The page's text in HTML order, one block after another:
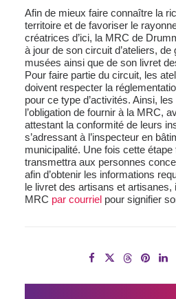
Afin de mieux faire connaître la
territoire et de favoriser le
créatrices d’ici, la MRC de
à jour de son circuit d’ateliers, de
musées ainsi que de son livret
Pour faire partie du circuit, les
doivent respecter la
pour ce type d’activités. Ainsi,
l’obligation de fournir à la MRC,
attestant la conformité de leurs
s’adressant à l’inspecteur en
municipalité. Une fois cette
transmettra aux personnes
afin d’obtenir les informations
le livret des artisans et artisanes,
MRC par courriel pour signifier